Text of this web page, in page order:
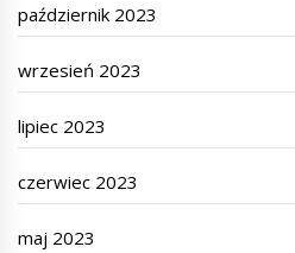
październik 2023
wrzesień 2023
lipiec 2023
czerwiec 2023
maj 2023